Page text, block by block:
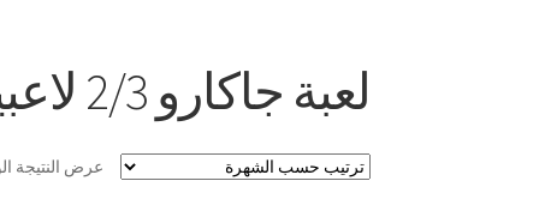
لعبة جاكارو 2/3 لاعبين
عرض النتيجة